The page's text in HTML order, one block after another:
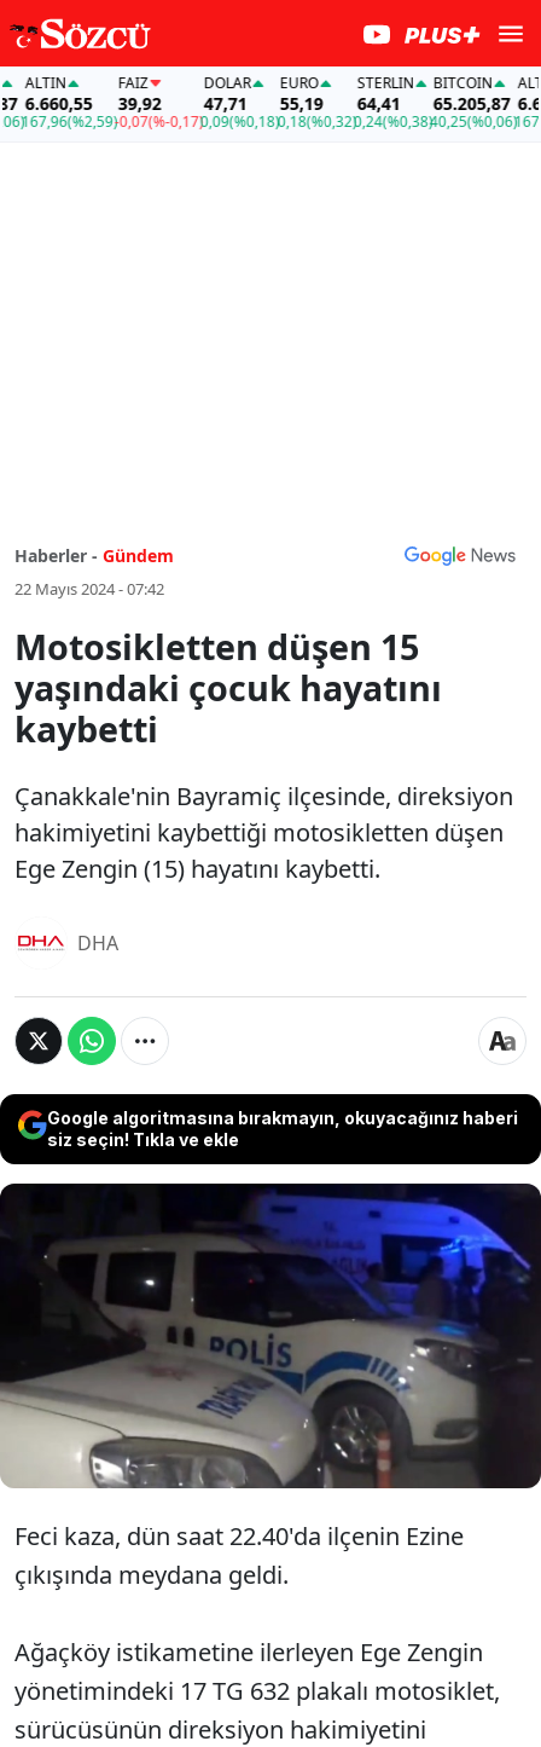
ALTIN
6.660,55
(%2,59)
FAİZ
39,92
-0,07(%-0,17)
DOLAR
47,71
0,09(%0,18)
EURO
55,19
0,18(%0,32)
STERLIN
64,41
0,24(%0,38)
BITCOIN
65.205,87
40,25(%0,06)
ALTIN
167,96
Haberler - Gündem
22 Mayıs 2024 - 07:42
Motosikletten düşen 15
yaşındaki çocuk hayatını
kaybetti
Çanakkale'nin Bayramiç ilçesinde, direksiyon
hakimiyetini kaybettiği motosikletten düşen
Ege Zengin (15) hayatını kaybetti.
DHA
Google algoritmasına bırakmayın, okuyacağınız haberi
siz seçin! Tıkla ve ekle
Çanakkale'nin Bayramiç ilçesinde,
direksiyon hakimiyetini kaybettiği
motosikletten düşen Ege Zengin (15)
hayatını kaybetti.
Feci kaza, dün saat 22.40'da ilçenin Ezine
çıkışında meydana geldi.
Ağaçköy istikametine ilerleyen Ege Zengin
yönetimindeki 17 TG 632 plakalı motosiklet,
sürücüsünün direksiyon hakimiyetini